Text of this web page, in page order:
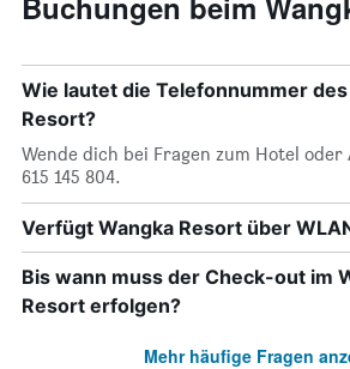
Wie lautet die Telefonnummer des
Resort?
Wende dich bei Fragen zum Hotel
615 145 804.
Verfügt Wangka Resort über
Bis wann muss der Check-out im
Resort erfolgen?
Mehr häufige Fragen